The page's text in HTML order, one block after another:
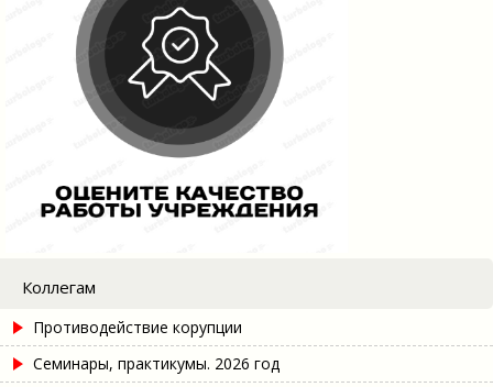
Коллегам
Противодействие корупции
Семинары, практикумы. 2026 год